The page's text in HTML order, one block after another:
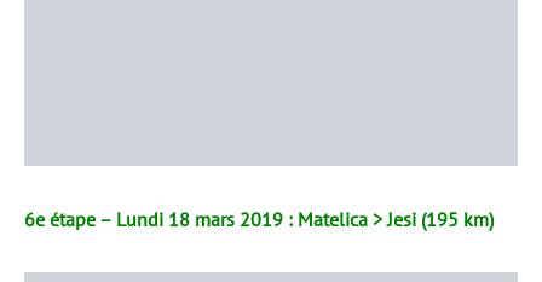
6e étape – Lundi 18 mars 2019 : Matelica > Jesi (195 km)